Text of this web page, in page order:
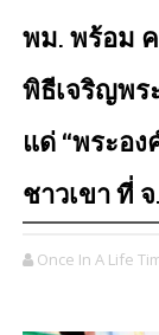
พม. พร้อม
พิธีเจริญพร
แด่ “พระอ
ชาวเขา ที่
Once In A Life